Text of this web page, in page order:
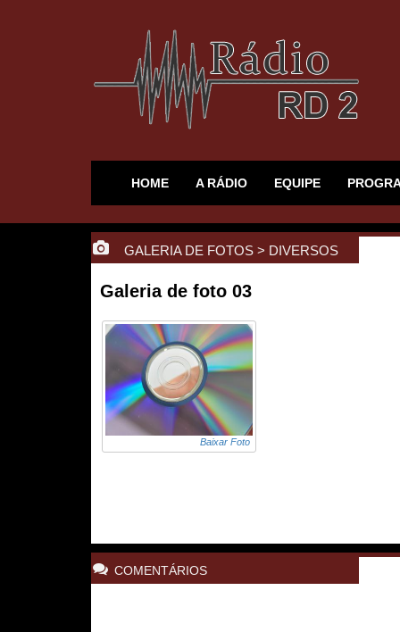
HOME A RÁDIO EQUIPE
GALERIA DE FOTOS > DIVERSOS
Galeria de foto 03
Baixar Foto
COMENTÁRIOS